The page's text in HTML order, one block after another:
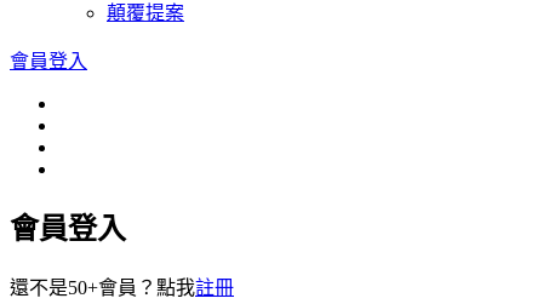
顛覆提案
會員登入
會員登入
還不是50+會員？點我註冊